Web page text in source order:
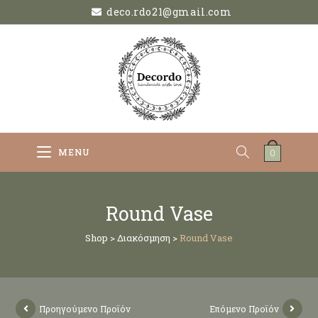
deco.rdo21@gmail.com
0
MENU
Round Vase
Shop >Διακόσμηση > Round Vase
Προηγούμενο Προϊόν Επόμενο Προϊόν